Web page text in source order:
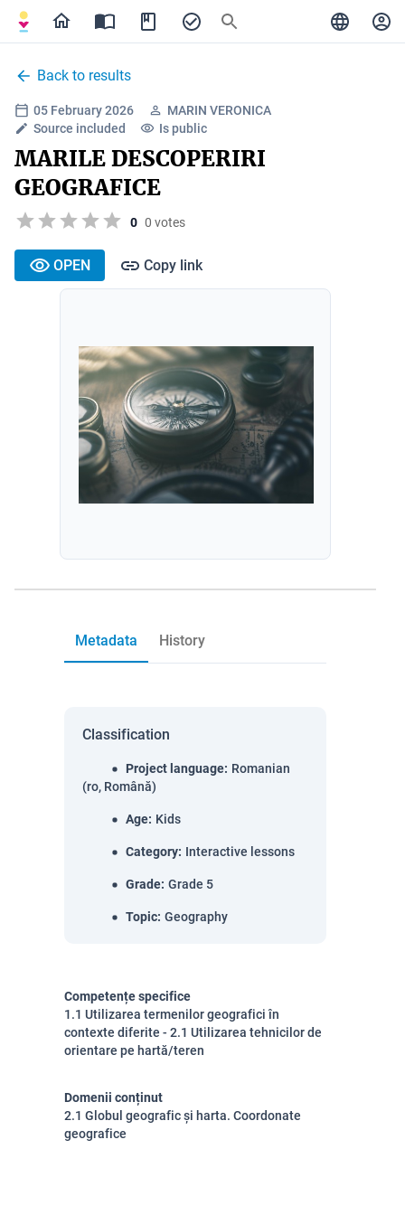
Back to results
05 February 2026
MARIN VERONICA
Source included
Is public
MARILE DESCOPERIRI
GEOGRAFICE
0 0 votes
OPEN Copy link
Metadata History
Classification
Project language: Romanian
(ro, Română)
Age: Kids
Category: Interactive lessons
Grade: Grade 5
Topic: Geography
Competențe specifice
1.1 Utilizarea termenilor geografici în
contexte diferite - 2.1 Utilizarea tehnicilor de
orientare pe hartă/teren
Domenii conținut
2.1 Globul geografic și harta. Coordonate
geografice